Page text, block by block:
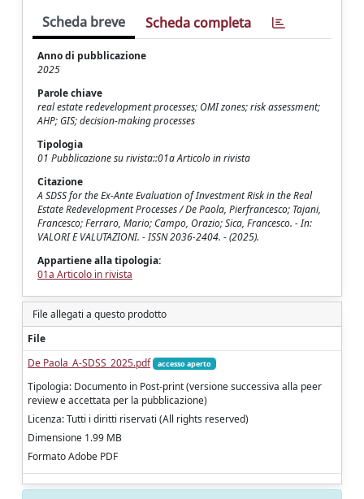
Scheda breve Scheda completa
Anno di pubblicazione
2025
Parole chiave
real estate redevelopment processes; OMI zones; risk assessment;
AHP; GIS; decision-making processes
Tipologia
01 Pubblicazione su rivista::01a Articolo in rivista
Citazione
A SDSS for the Ex-Ante Evaluation of Investment Risk in the Real
Estate Redevelopment Processes / De Paola, Pierfrancesco; Tajani,
Francesco; Ferraro, Mario; Campo, Orazio; Sica, Francesco. - In:
VALORI E VALUTAZIONI. - ISSN 2036-2404. - (2025).
Appartiene alla tipologia:
01a Articolo in rivista
File allegati a questo prodotto
File
De Paola_A-SDSS_2025.pdf
accesso aperto
Tipologia: Documento in Post-print (versione successiva alla peer
review e accettata per la pubblicazione)
Licenza: Tutti i diritti riservati (All rights reserved)
Dimensione 1.99 MB
Formato Adobe PDF